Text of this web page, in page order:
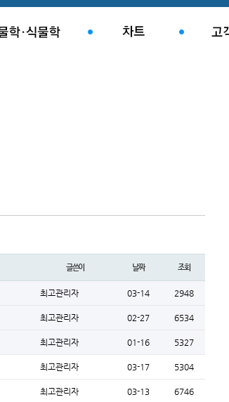
글쓴이 날짜 조회
최고관리자 03-14 2948
최고관리자 02-27 6534
최고관리자 01-16 5327
최고관리자 03-17 5304
최고관리자 03-13 6746